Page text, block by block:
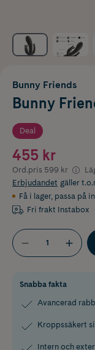
Bunny Friends
Bunny
Deal
455 kr
Ord.pris 599 kr
Erbjudandet gäller
Få i lager, passa på
Fri frakt Instabox
Snabba fakta
Avancerad
Kroppssäkert
Intern och